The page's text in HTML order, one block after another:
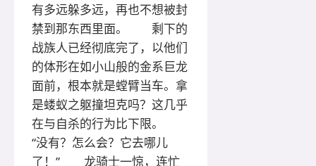
有多远躲多远，再也不想被封
禁到那东西里面。 剩下的
战族人已经彻底完了，以他们
的体形在如小山般的金系巨龙
面前，根本就是螳臂当车。拿
是蝼蚁之躯撞坦克吗？这几乎
在与自杀的行为比下限。
“没有？怎么会？它去哪儿
了！” 龙骑士一惊，连忙